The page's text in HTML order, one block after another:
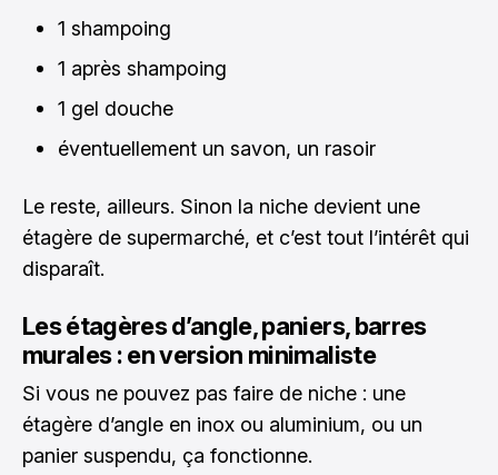
1 shampoing
1 après shampoing
1 gel douche
éventuellement un savon, un rasoir
Le reste, ailleurs. Sinon la niche devient une
étagère de supermarché, et c’est tout l’intérêt qui
disparaît.
Les étagères d’angle, paniers, barres
murales : en version minimaliste
Si vous ne pouvez pas faire de niche : une
étagère d’angle en inox ou aluminium, ou un
panier suspendu, ça fonctionne.